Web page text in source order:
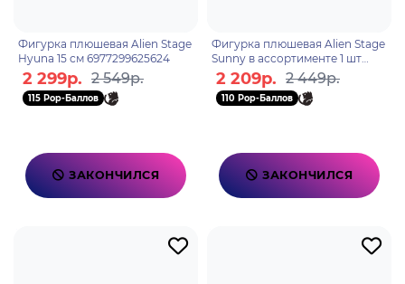
Фигурка плюшевая Alien Stage
Hyuna 15 см 6977299625624
2 299р. 2 549р.
115 Pop-Баллов
ЗАКОНЧИЛСЯ
Фигурка плюшевая Alien Stage
Sunny в ассортименте 1 шт
blind box 6972797300318
2 209р. 2 449р.
110 Pop-Баллов
ЗАКОНЧИЛСЯ